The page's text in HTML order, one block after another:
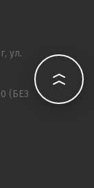
ул.
(БЕЗ